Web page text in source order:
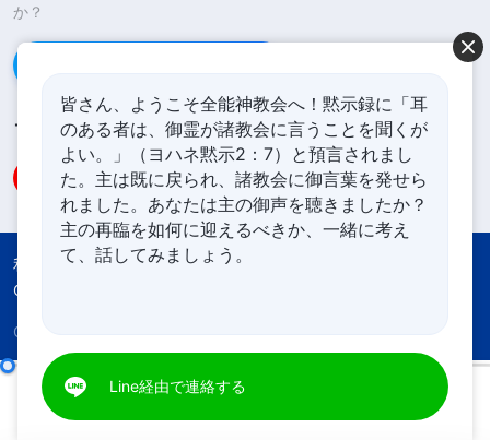
か？
フォローする
利用規約 プライバシーポリシー
Cookies Policy
Copyright © 2026
皆さん、ようこそ全能神教会へ！黙示録に「耳
のある者は、御霊が諸教会に言うことを聞くが
よい。」（ヨハネ黙示2：7）と預言されまし
た。主は既に戻られ、諸教会に御言葉を発せら
れました。あなたは主の御声を聴きましたか？
主の再臨を如何に迎えるべきか、一緒に考え
て、話してみましょう。
Line経由で連絡する
日々の神の御言葉: 神を知る | 抜粋 2